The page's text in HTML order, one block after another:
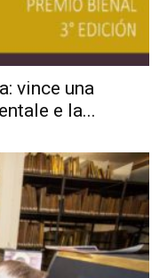
vince una
e la...